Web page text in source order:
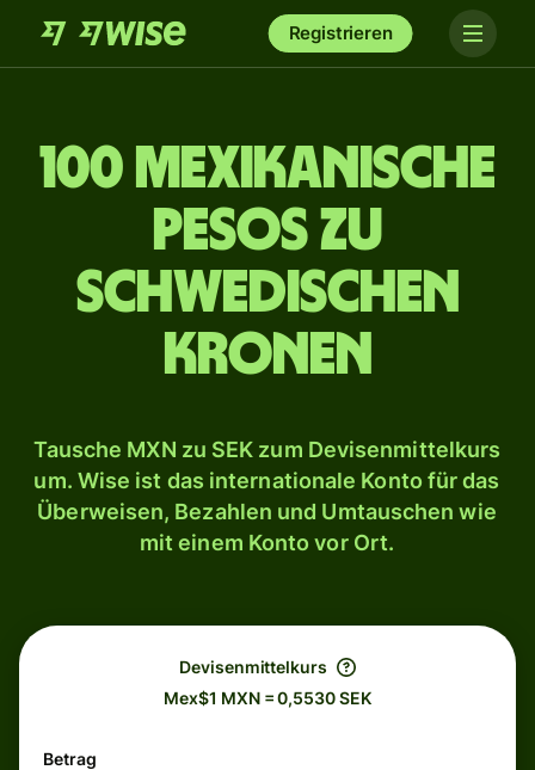
Registrieren
100 mexikanische
Pesos zu
schwedischen
Kronen
Tausche MXN zu SEK zum Devisenmittelkurs
um. Wise ist das internationale Konto für das
Überweisen, Bezahlen und Umtauschen wie
mit einem Konto vor Ort.
Devisenmittelkurs
Mex$1 MXN = 0,5530 SEK
Betrag